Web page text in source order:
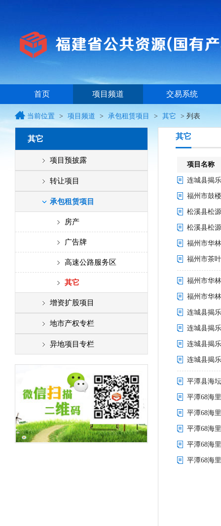
首页 项目频道 交易系统
当前位置 > 项目频道 > 承包租赁项目 > 其它 > 列表
其它
项目预披露
转让项目
国有产股权
实物资产
诉讼资产
金融资产
其它
承包租赁项目
房产
广告牌
高速公路服务区
其它
增资扩股项目
地市产权专栏
福州
厦门
泉州
漳州
莆田
龙岩
异地项目专栏
其它
项目名称
连城县揭
福州市鼓
松溪县松
松溪县松
福州市华
福州市茶
福州市华
福州市华
连城县揭
连城县揭
连城县揭
连城县揭
平潭县海
平潭68海
平潭68海
平潭68海
平潭68海
平潭68海